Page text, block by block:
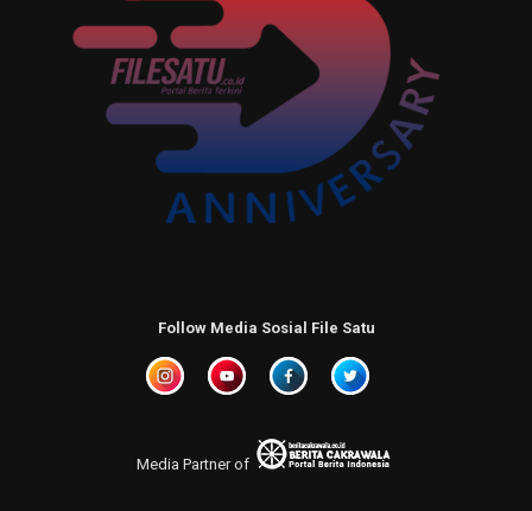
Follow Media Sosial File Satu
Media Partner of